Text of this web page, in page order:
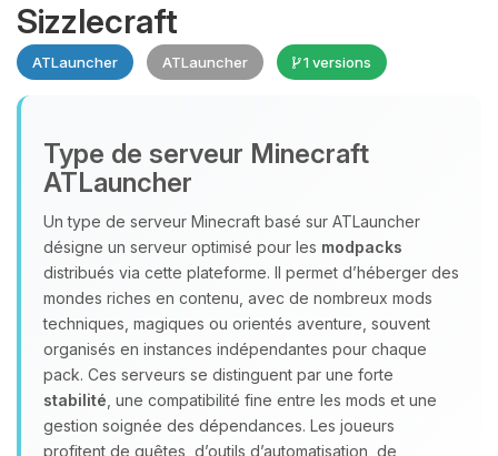
Sizzlecraft
ATLauncher ATLauncher 1 versions
Type de serveur Minecraft
ATLauncher
Un type de serveur Minecraft basé sur ATLauncher
désigne un serveur optimisé pour les modpacks
distribués via cette plateforme. Il permet d’héberger des
mondes riches en contenu, avec de nombreux mods
techniques, magiques ou orientés aventure, souvent
organisés en instances indépendantes pour chaque
pack. Ces serveurs se distinguent par une forte
stabilité , une compatibilité fine entre les mods et une
gestion soignée des dépendances. Les joueurs
profitent de quêtes, d’outils d’automatisation, de
Youpi, enfin quelqu’un pour me
parler ! Moi c’est Choupy, ton petit
assistant BoxToPlay. Dis-moi ce dont
tu as besoin et je vais remuer mes
petits circuits pour t’aider.
07/08/2026 à 02:25